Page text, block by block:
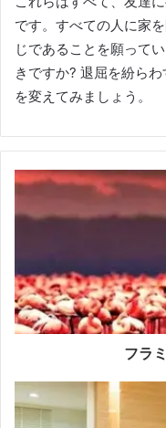
です。 すべての人に家
じであることを願ってい
きですか? 退屈を紛ら
を変えてみましょう。
フラ